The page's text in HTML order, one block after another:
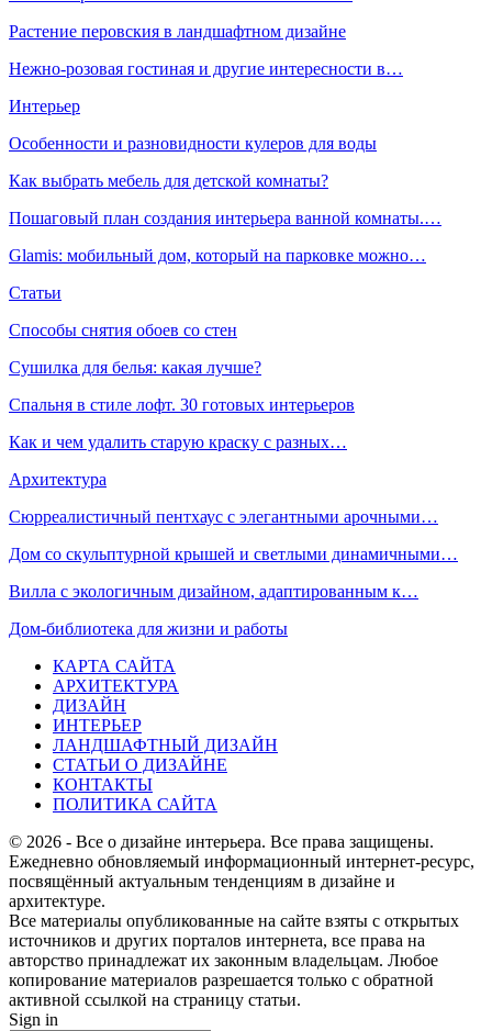
Растение перовския в ландшафтном дизайне
Нежно-розовая гостиная и другие интересности в…
Интерьер
Особенности и разновидности кулеров для воды
Как выбрать мебель для детской комнаты?
Пошаговый план создания интерьера ванной комнаты.…
Glamis: мобильный дом, который на парковке можно…
Статьи
Способы снятия обоев со стен
Сушилка для белья: какая лучше?
Спальня в стиле лофт. 30 готовых интерьеров
Как и чем удалить старую краску с разных…
Архитектура
Сюрреалистичный пентхаус с элегантными арочными…
Дом со скульптурной крышей и светлыми динамичными…
Вилла с экологичным дизайном, адаптированным к…
Дом-библиотека для жизни и работы
КАРТА САЙТА
АРХИТЕКТУРА
ДИЗАЙН
ИНТЕРЬЕР
ЛАНДШАФТНЫЙ ДИЗАЙН
СТАТЬИ О ДИЗАЙНЕ
КОНТАКТЫ
ПОЛИТИКА САЙТА
© 2026 - Все о дизайне интерьера. Все права защищены.
Ежедневно обновляемый информационный интернет-ресурс,
посвящённый актуальным тенденциям в дизайне и
архитектуре.
Все материалы опубликованные на сайте взяты с открытых
источников и других порталов интернета, все права на
авторство принадлежат их законным владельцам. Любое
копирование материалов разрешается только с обратной
активной ссылкой на страницу статьи.
Sign in